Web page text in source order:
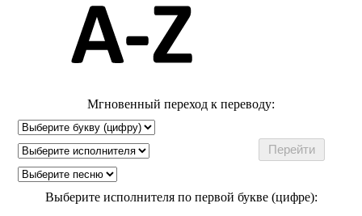
Мгновенный переход к переводу:
Выберите исполнителя по первой букве (цифре):